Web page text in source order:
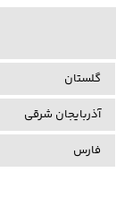
گلستان
آذربایجان شرقی
فارس